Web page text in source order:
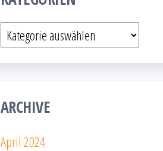
Kategorien
ARCHIVE
April 2024